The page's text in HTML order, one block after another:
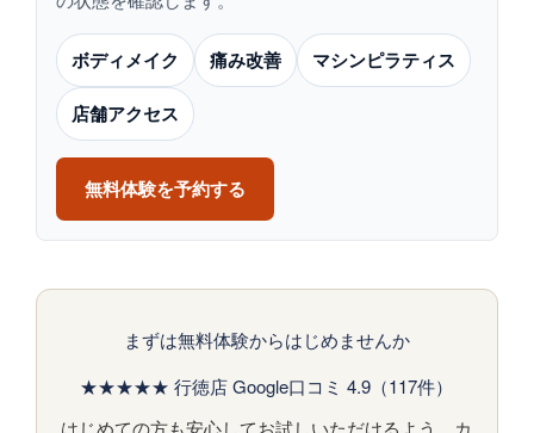
ボディメイク 痛み改善 マシンピラティス
店舗アクセス
無料体験を予約する
まずは無料体験からはじめませんか
★★★★★ 行徳店 Google口コミ 4.9（117件）
はじめての方も安心してお試しいただけるよう、カ